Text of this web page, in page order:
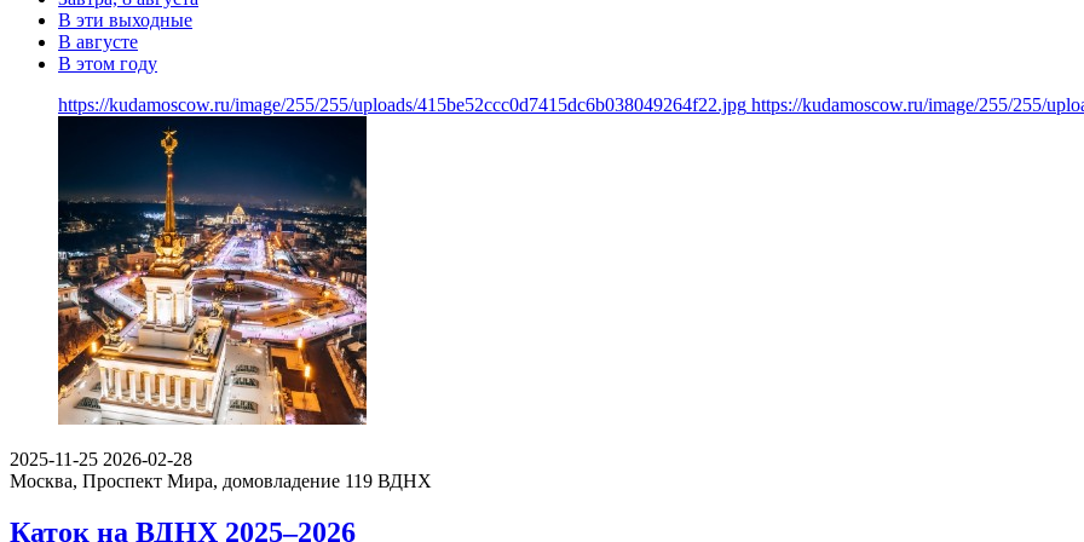
В эти выходные
В августе
В этом году
https://kudamoscow.ru/image/255/255/uploads/415be52ccc0d7415dc6b038049264f22.jpg https://kudamoscow.ru/image/255/255/
2025-11-25 2026-02-28
Москва, Проспект Мира, домовладение 119 ВДНХ
Каток на ВДНХ 2025–2026